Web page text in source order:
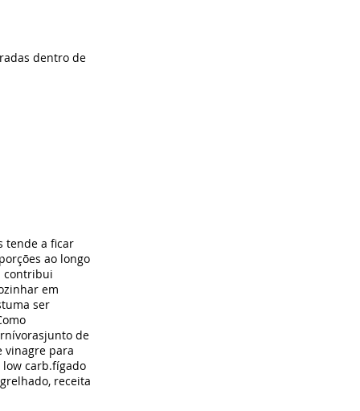
dentro de
tende a ficar
ao longo
contribui
em
ser
de
vinagre para
low carb.fígado
receita